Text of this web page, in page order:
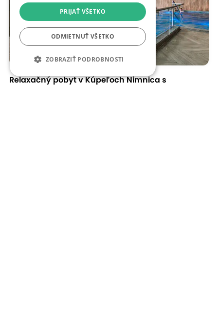
Relaxačný pobyt v Kúpeľoch Nimnica s
PRIJAŤ VŠETKO
ODMIETNUŤ VŠETKO
ZOBRAZIŤ PODROBNOSTI